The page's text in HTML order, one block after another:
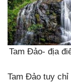
Tam Đảo- địa
Tam Đảo tuy